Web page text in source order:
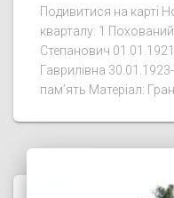
Подивитися на карті
кварталу: 1
Степанович
Гаврилівна
пам’ять Матеріал: